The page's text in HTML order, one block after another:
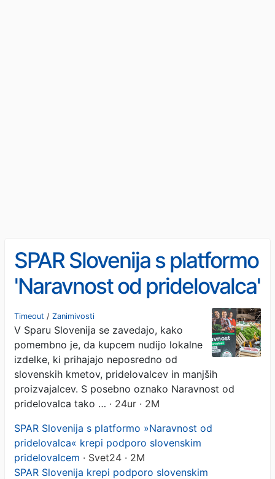
SPAR Slovenija s platformo
'Naravnost od pridelovalca'
krepi podporo slovenskim
pridelovalcem
Timeout / Zanimivosti
V Sparu Slovenija se zavedajo, kako
pomembno je, da kupcem nudijo lokalne
izdelke, ki prihajajo neposredno od
slovenskih kmetov, pridelovalcev in manjših
proizvajalcev. S posebno oznako Naravnost od
pridelovalca tako … · 24ur · 2M
SPAR Slovenija s platformo »Naravnost od
pridelovalca« krepi podporo slovenskim
pridelovalcem · Svet24 · 2M
SPAR Slovenija krepi podporo slovenskim